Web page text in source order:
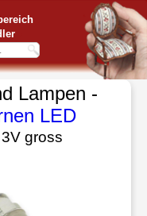
Lampen -
LED
gross